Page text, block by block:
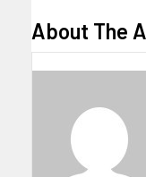
About The